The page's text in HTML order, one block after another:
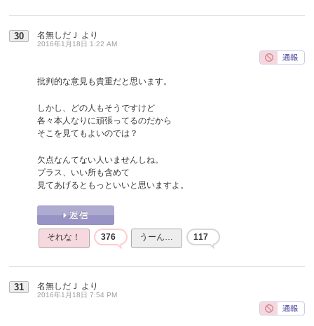
30 名無しだＪ より
2016年1月18日 1:22 AM
批判的な意見も貴重だと思います。
しかし、どの人もそうですけど
各々本人なりに頑張ってるのだから
そこを見てもよいのでは？
欠点なんてない人いませんしね。
プラス、いい所も含めて
見てあげるともっといいと思いますよ。
それな！ 376 うーん… 117
31 名無しだＪ より
2016年1月18日 7:54 PM